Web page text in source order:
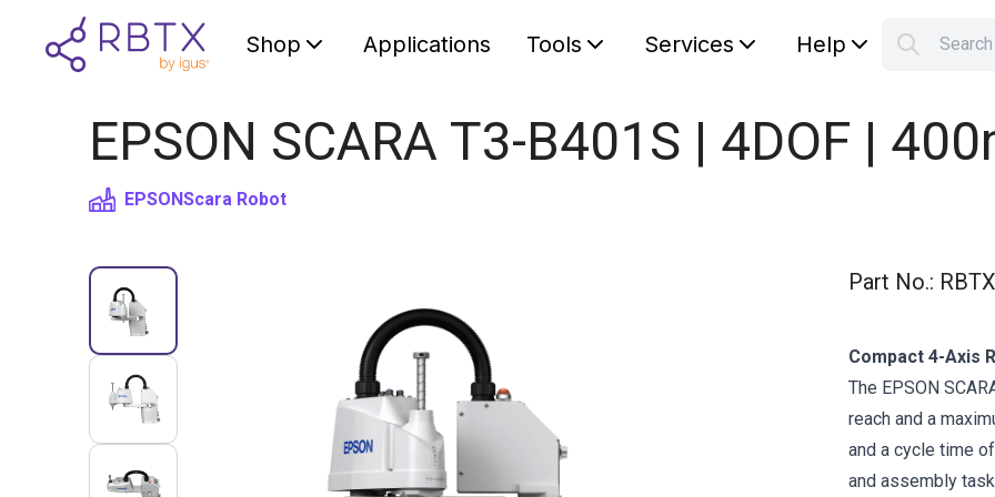
Shop Applications Tools Services Help
EPSON SCARA T3-B401S | 4DOF |
EPSONScara Robot
Part No.:
Compact 4-Axis
The EPSON
reach and a
and a cycle time
and assembly